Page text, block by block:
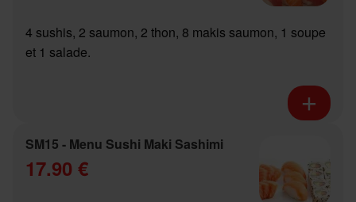
4 sushis, 2 saumon, 2 thon, 8 makis saumon, 1 soupe
et 1 salade.
SM15 - Menu Sushi Maki Sashimi
17.90 €